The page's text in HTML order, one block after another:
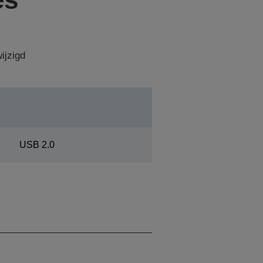
USB 2.0